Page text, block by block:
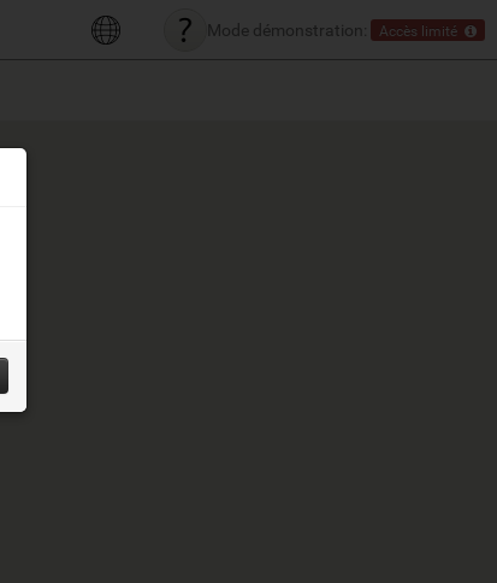
Mode démonstration: Accès limité